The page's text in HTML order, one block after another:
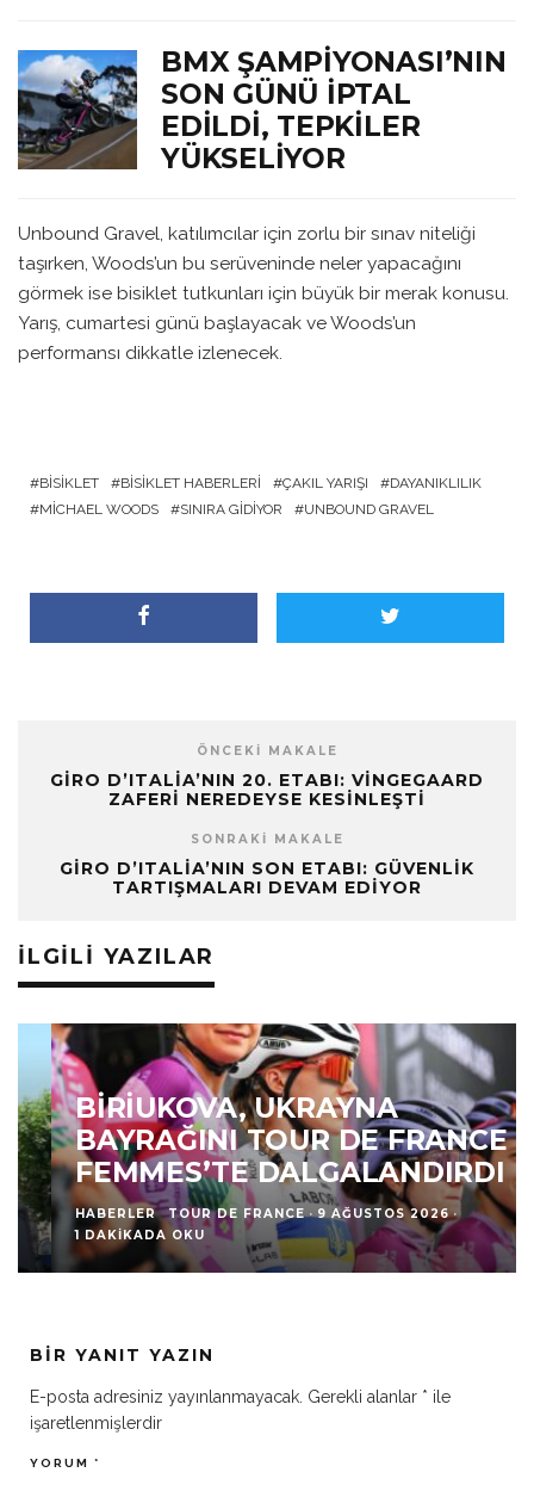
BMX ŞAMPIYONASI’NIN
SON GÜNÜ İPTAL
EDILDI, TEPKILER
YÜKSELIYOR
Unbound Gravel, katılımcılar için zorlu bir sınav niteliği
taşırken, Woods’un bu serüveninde neler yapacağını
görmek ise bisiklet tutkunları için büyük bir merak konusu.
Yarış, cumartesi günü başlayacak ve Woods’un
performansı dikkatle izlenecek.
BISIKLET BISIKLET HABERLERI ÇAKIL YARIŞI
DAYANIKLILIK
MICHAEL WOODS
SINIRA GIDIYOR UNBOUND GRAVEL
ÖNCEKI MAKALE
GIRO D’ITALIA’NIN 20. ETABI: VINGEGAARD
ZAFERI NEREDEYSE KESINLEŞTI
SONRAKI MAKALE
GIRO D’ITALIA’NIN SON ETABI: GÜVENLIK
TARTIŞMALARI DEVAM EDIYOR
İLGILI YAZILAR
BIRIUKOVA, UKRAYNA
BAYRAĞINI TOUR DE FRANCE
FEMMES’TE DALGALANDIRDI
HABERLER TOUR DE FRANCE · 9 AĞUSTOS 2026 ·
1 DAKIKADA OKU
BIR YANIT YAZIN
E-posta adresiniz yayınlanmayacak. Gerekli alanlar * ile
işaretlenmişlerdir
YORUM *